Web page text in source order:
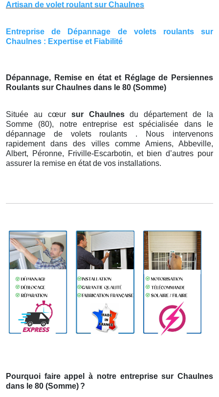
Artisan de volet roulant sur Chaulnes
Entreprise de Dépannage de volets roulants sur
Chaulnes : Expertise et Fiabilité
Dépannage, Remise en état et Réglage de Persiennes
Roulants sur Chaulnes dans le 80 (Somme)
Située au cœur sur Chaulnesdu département de la
Somme (80), notre entreprise est spécialisée dans le
dépannage de volets roulants . Nous intervenons
rapidement dans des villes comme Amiens, Abbeville,
Albert, Péronne, Friville-Escarbotin, et bien d’autres pour
assurer la remise en état de vos installations.
Pourquoi faire appel à notre entreprise sur Chaulnes
dans le 80 (Somme) ?